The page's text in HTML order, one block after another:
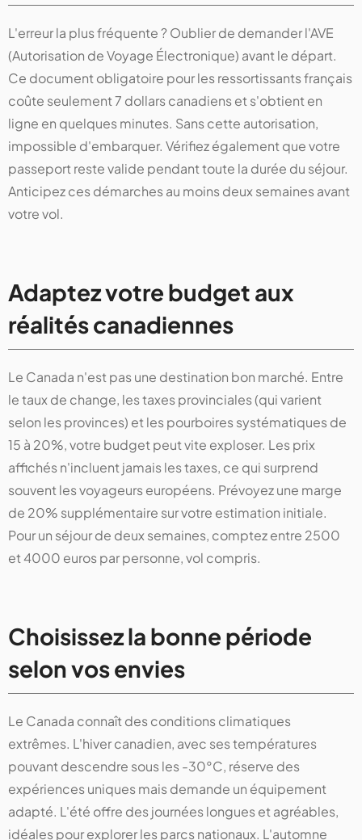
L'erreur la plus fréquente ? Oublier de demander l'AVE
(Autorisation de Voyage Électronique) avant le départ.
Ce document obligatoire pour les ressortissants français
coûte seulement 7 dollars canadiens et s'obtient en
ligne en quelques minutes. Sans cette autorisation,
impossible d'embarquer. Vérifiez également que votre
passeport reste valide pendant toute la durée du séjour.
Anticipez ces démarches au moins deux semaines avant
votre vol.
Adaptez votre budget aux
réalités canadiennes
Le Canada n'est pas une destination bon marché. Entre
le taux de change, les taxes provinciales (qui varient
selon les provinces) et les pourboires systématiques de
15 à 20%, votre budget peut vite exploser. Les prix
affichés n'incluent jamais les taxes, ce qui surprend
souvent les voyageurs européens. Prévoyez une marge
de 20% supplémentaire sur votre estimation initiale.
Pour un séjour de deux semaines, comptez entre 2500
et 4000 euros par personne, vol compris.
Choisissez la bonne période
selon vos envies
Le Canada connaît des conditions climatiques
extrêmes. L'hiver canadien, avec ses températures
pouvant descendre sous les -30°C, réserve des
expériences uniques mais demande un équipement
adapté. L'été offre des journées longues et agréables,
idéales pour explorer les parcs nationaux. L'automne